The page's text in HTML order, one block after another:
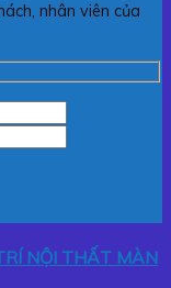
nhân viên của
NỘI THẤT MÀN